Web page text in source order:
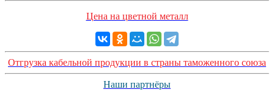
Цена на цветной металл
Отгрузка кабельной продукции в страны таможенного союза
Наши партнёры